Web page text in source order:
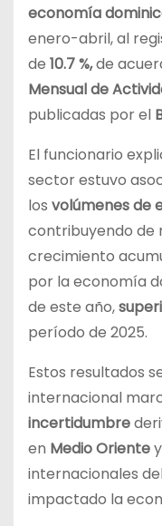
economía
enero-abril, al
de 10.7 %,de
Mensual de
publicadas por el
El funcionario
sector estuvo
los volúmenes de
contribuyendo de
crecimiento
por la economía
de este año,
período de 2025.
Estos resultados
internacional
incertidumbre
en Medio Oriente
internacionales
impactado la